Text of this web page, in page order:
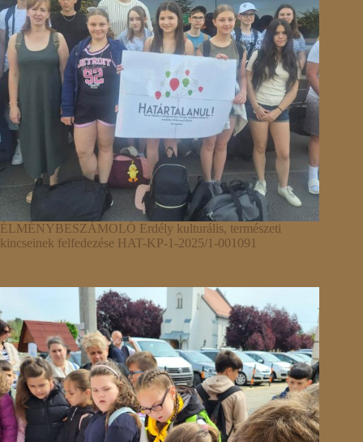
ÉLMÉNYBESZÁMOLÓ Erdély kulturális, természeti
kincseinek felfedezése HAT-KP-1-2025/1-001091